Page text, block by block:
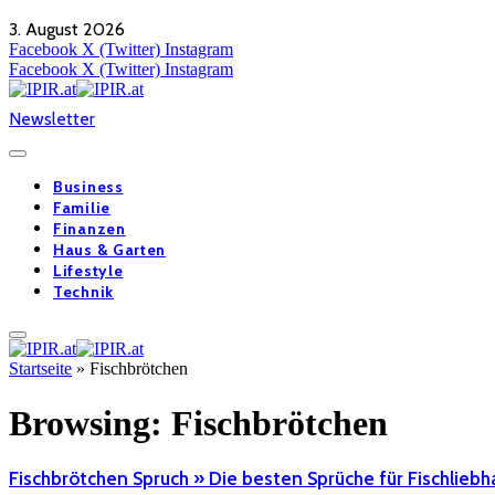
3. August 2026
Facebook X (Twitter) Instagram
Facebook X (Twitter) Instagram
Newsletter
Business
Familie
Finanzen
Haus & Garten
Lifestyle
Technik
Startseite » Fischbrötchen
Browsing: Fischbrötchen
Fischbrötchen Spruch » Die besten Sprüche für